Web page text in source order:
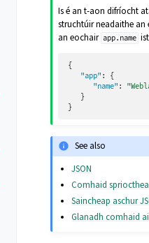
Is é an t-aon difríocht
struchtúir neadaithe an
an eochair app.name
{
"app" :
{
"name" :
}
}
See also
JSON
Comhaid
Saincheap aschur
Glanadh comhaid